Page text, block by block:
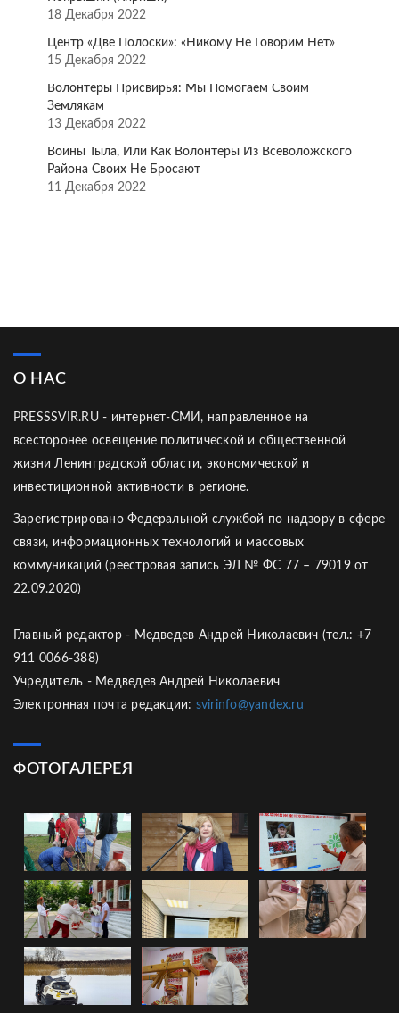
18 Декабря 2022
Центр «Две Полоски»: «Никому Не Говорим Нет»
15 Декабря 2022
Волонтёры Присвирья: Мы Помогаем Своим
Землякам
13 Декабря 2022
Воины Тыла, Или Как Волонтёры Из Всеволожского
Района Своих Не Бросают
11 Декабря 2022
О НАС
PRESSSVIR.RU - интернет-СМИ, направленное на
всесторонее освещение политической и общественной
жизни Ленинградской области, экономической и
инвестиционной активности в регионе.
Зарегистрировано Федеральной службой по надзору в сфере
связи, информационных технологий и массовых
коммуникаций (реестровая запись ЭЛ № ФС 77 – 79019 от
22.09.2020)
Главный редактор - Медведев Андрей Николаевич (тел.: +7
911 0066-388)
Учредитель - Медведев Андрей Николаевич
Электронная почта редакции: svirinfo@yandex.ru
ФОТОГАЛЕРЕЯ